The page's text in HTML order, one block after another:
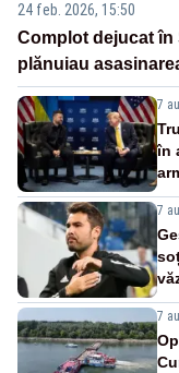
24 feb. 2026, 15:50
Complot dejucat în
plănuiau
7
în
7
7